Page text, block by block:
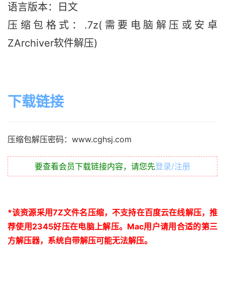
语言版本：日文
压缩包格式：.7z(需要电脑解压或安卓
ZArchiver软件解压)
下载链接
压缩包解压密码：www.cghsj.com
要查看会员下载链接内容，请您先登录/注册
*该资源采用7Z文件名压缩，不支持在百度云在线解压，推
荐使用2345好压在电脑上解压。 Mac用户请用合适的第三
方解压器，系统自带解压可能无法解压。